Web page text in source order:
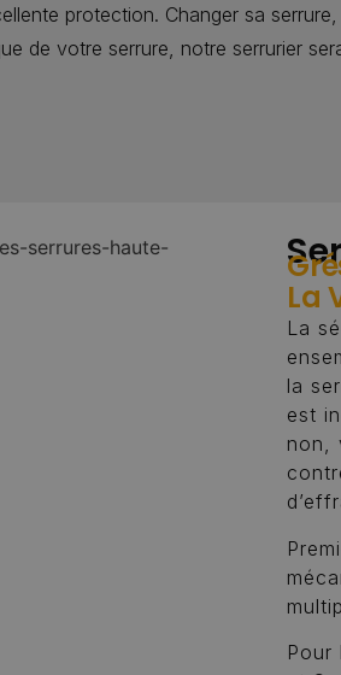
protection. Changer sa
de votre serrure, notre serrurier
La
La
la
est
non,
Pour